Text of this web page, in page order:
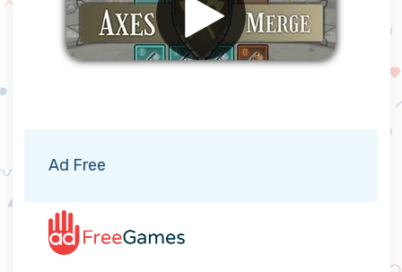
Ad Free